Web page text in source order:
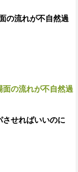
の流れが不自然過
の流れが不自然過
せればいいのに